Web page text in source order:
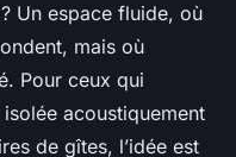
Un espace fluide, où
mais où
Pour ceux qui
acoustiquement
de gîtes, l’idée est